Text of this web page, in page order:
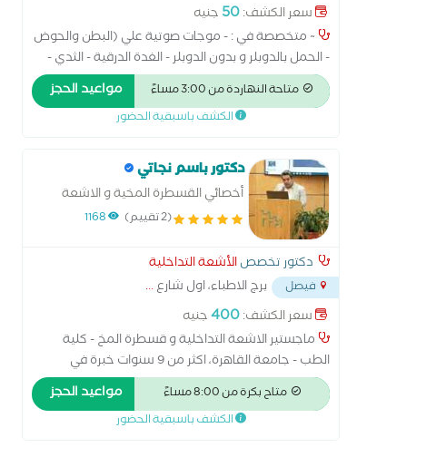
سعر الكشف:50 جنيه
~ متخصصة في : - موجات صوتية علي (البطن والحوض
- الحمل بالدوبلر و بدون الدوبلر - الغدة الدرقية - الثدي -
المهبل - الأنسجة - مفصل الفخذ - البروستاتا ) - دوبلر
ملون علي ( شرايين الرقبة - شرايين طرف واحد أو طرفين -
أوردة طرف واحد أو طرفين - شرايين الكلي ) - سحب
الصوتية
متاحة النهاردة من 3:00 مساءً مواعيد الحجز
الكشف باسبقية الحضور
دكتور باسم نجاتي
أخصائي القسطرة المخية و الاشعة
التداخلية
(2 تقييم) 1168
دكتور تخصصالأشعة التداخلية
فيصل برج الاطباء، اول شارع...
سعر الكشف:400جنيه
ماجستير الاشعة التداخلية و قسطرة المخ - كلية
الطب - جامعة القاهرة، اكثر من 9 سنوات خبرة في
تشخيص و علاج حالات القسطرة المخية، عضو في
الجمعية المصرية للأشعة، عضو الجمعية المصرية للعلاج
بالأشعة التداخلية، عضو الجمعية الاوروبية للأشعة،
متاح بكرة من 8:00 مساءً مواعيد الحجز
الكشف باسبقية الحضور